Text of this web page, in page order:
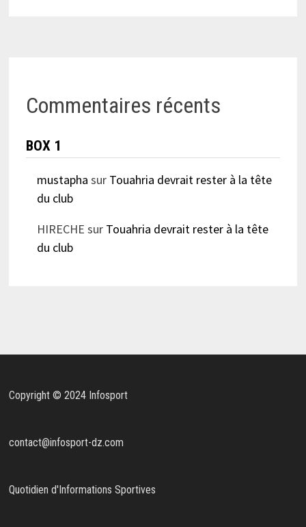
Commentaires récents
BOX 1
mustapha sur Touahria devrait rester à la tête
du club
HIRECHE sur Touahria devrait rester à la tête
du club
Copyright © 2024 Infosport
contact@infosport-dz.com
Quotidien d'Informations Sportives